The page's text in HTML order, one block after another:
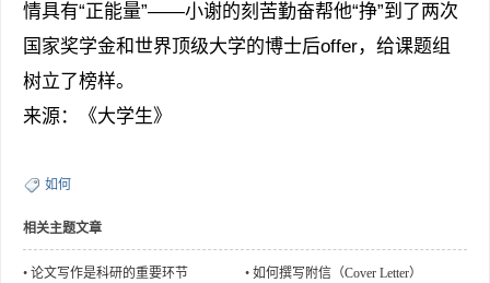
情具有“正能量”——小谢的刻苦勤奋帮他“挣”到了两次
国家奖学金和世界顶级大学的博士后offer，给课题组
树立了榜样。
来源：《大学生》
如何
相关主题文章
• 论文写作是科研的重要环节 • 如何撰写附信（Cover Letter）